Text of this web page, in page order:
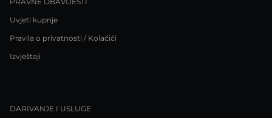
Uvjeti kupnje
Pravila o privatnosti / Kolačići
Izvještaji
DARIVANJE I USLUGE